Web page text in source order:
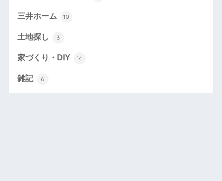
三井ホーム 10
土地探し 3
家づくり・DIY 14
雑記 6